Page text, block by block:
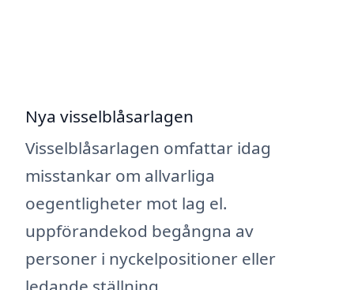
Nya visselblåsarlagen
Visselblåsarlagen omfattar idag
misstankar om allvarliga
oegentligheter mot lag el.
uppförandekod begångna av
personer i nyckelpositioner eller